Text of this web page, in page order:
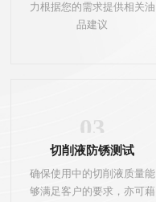
力根据您的需求提供相关油
品建议
03
切削液防锈测试
确保使用中的切削液质量能
够满足客户的要求，亦可藉